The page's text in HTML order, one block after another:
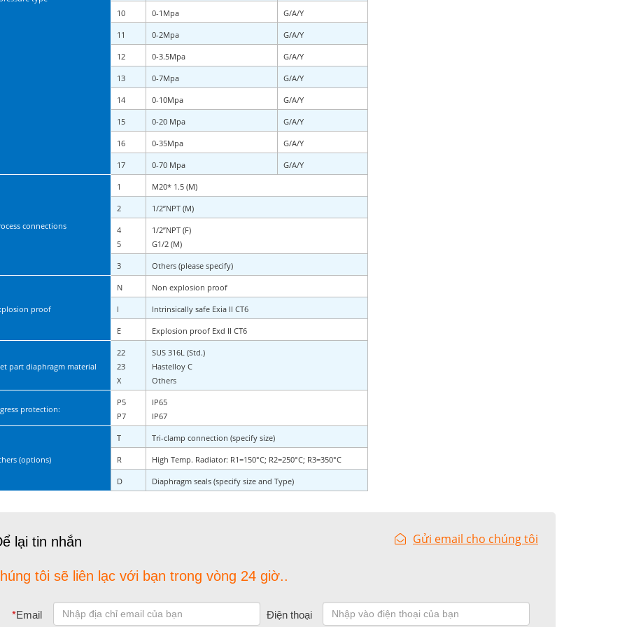
10
0-1Mpa G/A/Y
11 0-2Mpa G/A/Y
12 0-3.5Mpa G/A/Y
13 0-7Mpa G/A/Y
14 0-10Mpa G/A/Y
15 0-20 Mpa G/A/Y
16 0-35Mpa G/A/Y
17 0-70 Mpa G/A/Y
connections
1 M20* 1.5 (M)
2 1/2”NPT (M)
4
5
1/2”NPT (F)
G1/2 (M)
3 Others (please specify)
proof
N Non explosion proof
I Intrinsically safe Exia II CT6
E Explosion proof Exd II CT6
part diaphragm material
22
23
X
SUS 316L (Std.)
Hastelloy C
Others
protection:
P5
P7
IP65
IP67
(options)
T Tri-clamp connection (specify size)
R High Temp. Radiator: R1=150°C; R2=250°C; R3=350°C
D Diaphragm seals (specify size and Type)
lại tin nhắn Gửi email cho chúng tôi
tôi sẽ liên lạc với bạn trong vòng 24 giờ..
*Email Điện thoại